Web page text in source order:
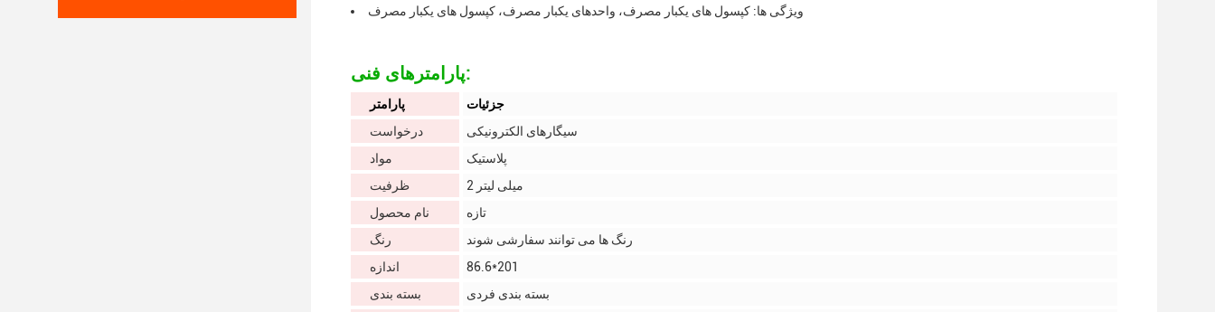
ویژگی ها: کپسول های یکبار مصرف، واحدهای یکبار مصرف، کپسول های یکبار مصرف
پارامترهای فنی:
پارامتر
جزئیات
درخواست
سیگارهای الکترونیکی
مواد
پلاستیک
ظرفیت
2 میلی لیتر
نام محصول
تازه
رنگ
رنگ ها می توانند سفارشی شوند
اندازه
86.6*201
بسته بندی
بسته بندی فردی